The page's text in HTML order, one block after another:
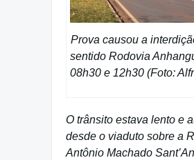
Prova causou a
sentido Rodovia
08h30 e 12h30 (Foto:
O trânsito estava lento e
desde o viaduto sobre a
Antônio Machado